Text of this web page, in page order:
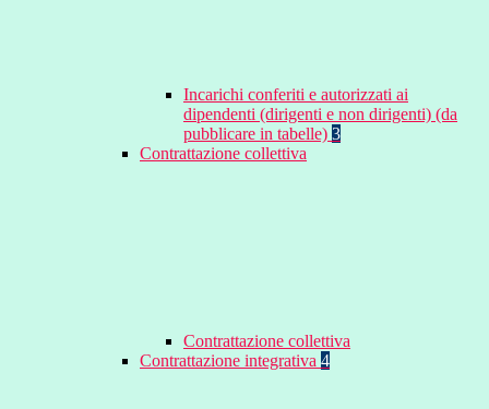
Incarichi conferiti e autorizzati ai
dipendenti (dirigenti e non dirigenti) (da
pubblicare in tabelle) 3
Contrattazione collettiva
Contrattazione collettiva
Contrattazione integrativa 4